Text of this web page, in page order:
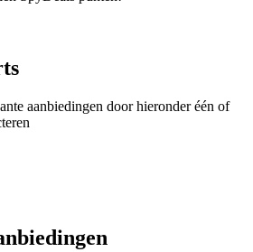
aanbiedingen door hieronder één of